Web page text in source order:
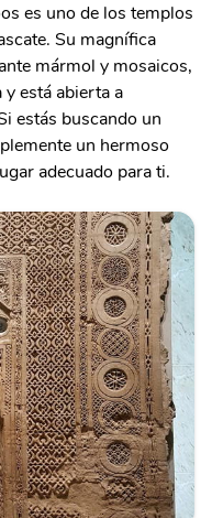
es uno de los templos
Su magnífica
mármol y mosaicos,
está abierta a
estás buscando un
un hermoso
adecuado para ti.